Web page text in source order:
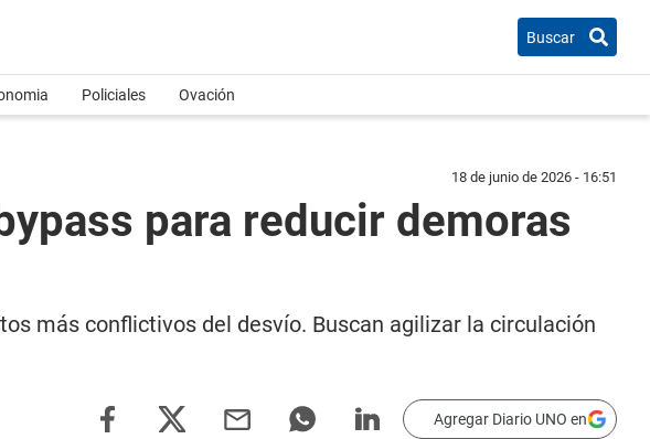
Buscar
Policiales Ovación
18 de junio de 2026 - 16:51
para reducir demoras
más conflictivos del desvío. Buscan agilizar la circulación
Agregar Diario UNO en